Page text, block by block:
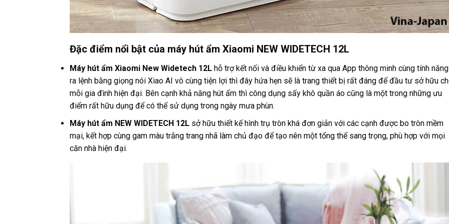
Đặc điểm nổi bật của máy hút ẩm Xiaomi NEW WIDETECH 12L
Máy hút ẩm Xiaomi New Widetech 12Lhỗ trợ kết nối và điều khiển từ xa qua App thông minh cùng tính năng
ra lệnh bằng giọng nói Xiao AI vô cùng tiện lợi thì đây hứa hẹn sẽ là trang thiết bị rất đáng để đầu tư sở hữu
mỗi gia đình hiện đại. Bên cạnh khả năng hút ẩm thì công dụng sấy khô quần áo cũng là một trong những ưu
điểm rất hữu dụng để có thể sử dụng trong ngày mưa phùn.
Máy hút ẩm NEW WIDETECH 12Lsở hữu thiết kế hình trụ tròn khá đơn giản với các cạnh được bo tròn mềm
mại, kết hợp cùng gam màu trắng trang nhã làm chủ đạo để tạo nên một tổng thể sang trọng, phù hợp với mọi
căn nhà hiện đại.